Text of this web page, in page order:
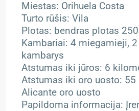
Miestas: Orihuela Costa
Turto rūšis: Vila
Plotas: bendras plotas
Kambariai: 4 miegamieji,
kambarys
Atstumas iki jūros: 6
Atstumas iki oro uosto:
Alicante oro uosto
Papildoma informacija: